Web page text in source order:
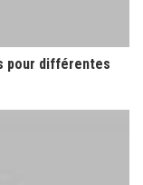
pour différentes